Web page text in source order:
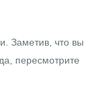
Заметив, что вы
пересмотрите